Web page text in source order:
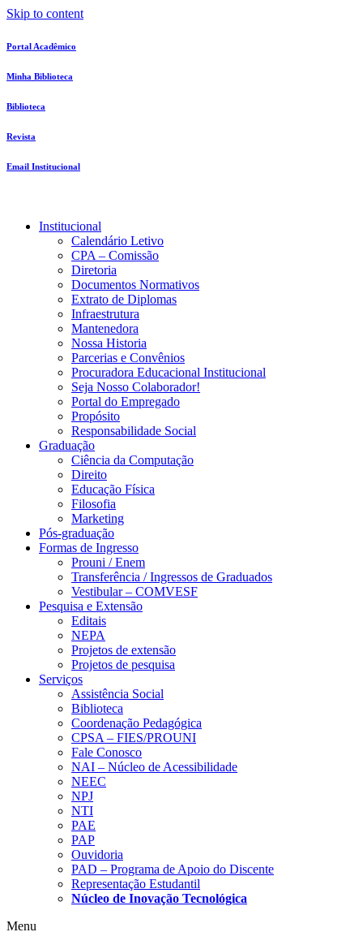
Skip to content
Portal Acadêmico
Minha Biblioteca
Biblioteca
Revista
Email Institucional
Institucional
Calendário Letivo
CPA – Comissão
Diretoria
Documentos Normativos
Extrato de Diplomas
Infraestrutura
Mantenedora
Nossa Historia
Parcerias e Convênios
Procuradora Educacional Institucional
Seja Nosso Colaborador!
Portal do Empregado
Propósito
Responsabilidade Social
Graduação
Ciência da Computação
Direito
Educação Física
Filosofia
Marketing
Pós-graduação
Formas de Ingresso
Prouni / Enem
Transferência / Ingressos de Graduados
Vestibular – COMVESF
Pesquisa e Extensão
Editais
NEPA
Projetos de extensão
Projetos de pesquisa
Serviços
Assistência Social
Biblioteca
Coordenação Pedagógica
CPSA – FIES/PROUNI
Fale Conosco
NAI – Núcleo de Acessibilidade
NEEC
NPJ
NTI
PAE
PAP
Ouvidoria
PAD – Programa de Apoio do Discente
Representação Estudantil
Núcleo de Inovação Tecnológica
Menu